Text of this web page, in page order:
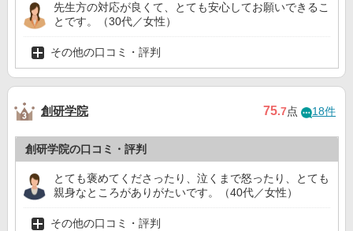
先生方の対応が良くて、とても安心してお願いできるこ
とです。（30代／女性）
その他の口コミ・評判
創研学院 75.7点 18件
創研学院の口コミ・評判
とても褒めてくださったり、泣くまで怒ったり、とても
親身なところがありがたいです。（40代／女性）
その他の口コミ・評判